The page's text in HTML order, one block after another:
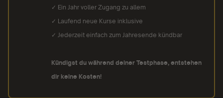
✓ Ein Jahr voller Zugang zu allem
✓ Laufend neue Kurse inklusive
✓ Jederzeit einfach zum Jahresende kündbar
Kündigst du während deiner Testphase, entstehen
dir keine Kosten!